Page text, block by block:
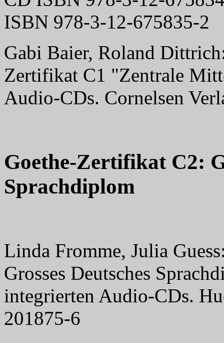
ISBN 978-3-12-675835-2
Gabi Baier, Roland
Zertifikat C1 "Zentrale
Audio-CDs. Cornelsen
Goethe-Zertifikat C2:
Sprachdiplom
Linda Fromme, Julia
Grosses Deutsches
integrierten Audio-CDs.
201875-6